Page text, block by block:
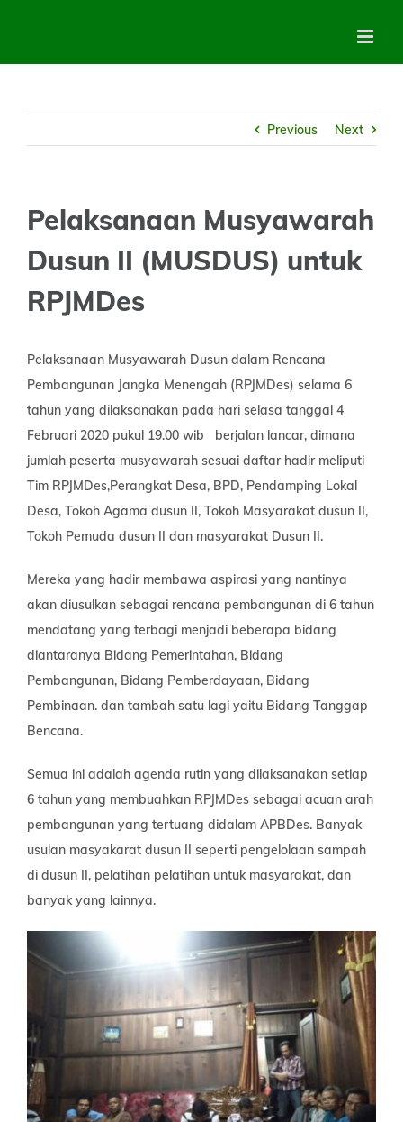
content
Previous Next
Pelaksanaan Musyawarah
Dusun II (MUSDUS) untuk
RPJMDes
Pelaksanaan Musyawarah Dusun dalam Rencana
Pembangunan Jangka Menengah (RPJMDes) selama 6
tahun yang dilaksanakan pada hari selasa tanggal 4
Februari 2020 pukul 19.00 wib berjalan lancar, dimana
jumlah peserta musyawarah sesuai daftar hadir meliputi
Tim RPJMDes,Perangkat Desa, BPD, Pendamping Lokal
Desa, Tokoh Agama dusun II, Tokoh Masyarakat dusun II,
Tokoh Pemuda dusun II dan masyarakat Dusun II.
Mereka yang hadir membawa aspirasi yang nantinya
akan diusulkan sebagai rencana pembangunan di 6 tahun
mendatang yang terbagi menjadi beberapa bidang
diantaranya Bidang Pemerintahan, Bidang
Pembangunan, Bidang Pemberdayaan, Bidang
Pembinaan. dan tambah satu lagi yaitu Bidang Tanggap
Bencana.
Semua ini adalah agenda rutin yang dilaksanakan setiap
6 tahun yang membuahkan RPJMDes sebagai acuan arah
pembangunan yang tertuang didalam APBDes. Banyak
usulan masyakarat dusun II seperti pengelolaan sampah
di dusun II, pelatihan pelatihan untuk masyarakat, dan
banyak yang lainnya.